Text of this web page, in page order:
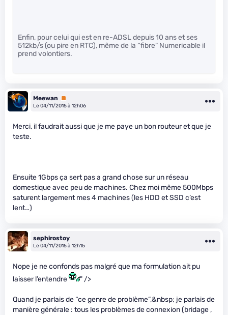
Enfin, pour celui qui est en re-ADSL depuis 10 ans et ses
512kb/s (ou pire en RTC), même de la “fibre” Numericable il
prend volontiers.
Meewan
Premium
Le 04/11/2015 à 12h06
Merci, il faudrait aussi que je me paye un bon routeur et que je
teste.
Ensuite 1Gbps ça sert pas a grand chose sur un réseau
domestique avec peu de machines. Chez moi même 500Mbps
saturent largement mes 4 machines (les HDD et SSD c’est
lent…)
sephirostoy
Le 04/11/2015 à 12h15
Nope je ne confonds pas malgré que ma formulation ait pu
laisser l’entendre
" />
Quand je parlais de “ce genre de problème”,&nbsp; je parlais de
manière générale : tous les problèmes de connexion (bridage ,